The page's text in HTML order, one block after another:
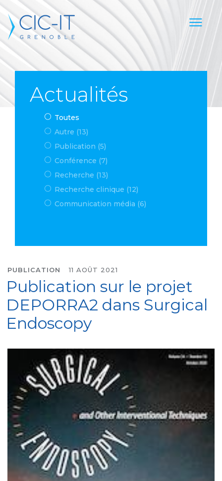
Actualités
Toutes
Autre (13)
Publication (5)
Conférence (7)
Recherche (13)
Recherche clinique (12)
Communication média (6)
PUBLICATION 11 AOÛT 2021
Publication sur le projet
DEPORRA2 dans Surgical
Endoscopy